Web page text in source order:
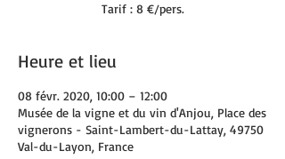
Tarif : 8 €/pers.
Heure et lieu
08 févr. 2020, 10:00 – 12:00
Musée de la vigne et du vin d'Anjou, Place des
vignerons - Saint-Lambert-du-Lattay, 49750
Val-du-Layon, France